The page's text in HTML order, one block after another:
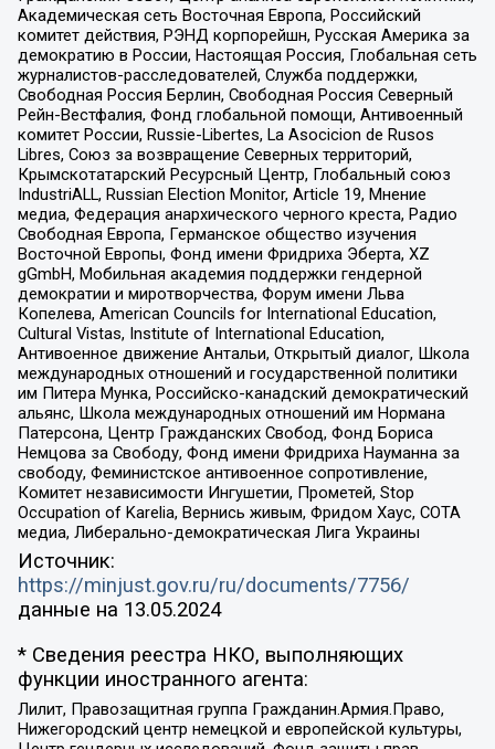
Академическая сеть Восточная Европа, Российский
комитет действия, РЭНД корпорейшн, Русская Америка за
демократию в России, Настоящая Россия, Глобальная сеть
журналистов-расследователей, Служба поддержки,
Свободная Россия Берлин, Свободная Россия Северный
Рейн-Вестфалия, Фонд глобальной помощи, Антивоенный
комитет России, Russie-Libertes, La Asocicion de Rusos
Libres, Союз за возвращение Северных территорий,
Крымскотатарский Ресурсный Центр, Глобальный союз
IndustriALL, Russian Election Monitor, Article 19, Мнение
медиа, Федерация анархического черного креста, Радио
Свободная Европа, Германское общество изучения
Восточной Европы, Фонд имени Фридриха Эберта, XZ
gGmbH, Мобильная академия поддержки гендерной
демократии и миротворчества, Форум имени Льва
Копелева, American Councils for International Education,
Cultural Vistas, Institute of International Education,
Антивоенное движение Антальи, Открытый диалог, Школа
международных отношений и государственной политики
им Питера Мунка, Российско-канадский демократический
альянс, Школа международных отношений им Нормана
Патерсона, Центр Гражданских Свобод, Фонд Бориса
Немцова за Свободу, Фонд имени Фридриха Науманна за
свободу, Феминистское антивоенное сопротивление,
Комитет независимости Ингушетии, Прометей, Stop
Occupation of Karelia, Вернись живым, Фридом Хаус, СОТА
медиа, Либерально-демократическая Лига Украины
Источник:
https://minjust.gov.ru/ru/documents/7756/
данные на 13.05.2024
* Сведения реестра НКО, выполняющих
функции иностранного агента:
Лилит, Правозащитная группа Гражданин.Армия.Право,
Нижегородский центр немецкой и европейской культуры,